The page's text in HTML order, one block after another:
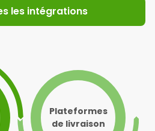
les intégrations
Plateformes
de livraison